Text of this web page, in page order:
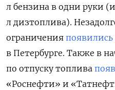
л бензина в одни руки (и
л дизтоплива).
ограничения появились
в Петербурге. Также в
по отпуску топлива
«Роснефти» и